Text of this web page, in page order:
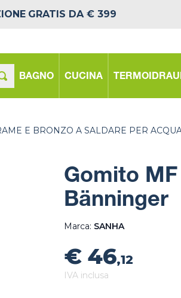
GRATIS DA € 399
BAGNO CUCINA
E BRONZO A SALDARE PER
Gomito
Bänninger
Marca: SANHA
€ 46,12
IVA inclusa